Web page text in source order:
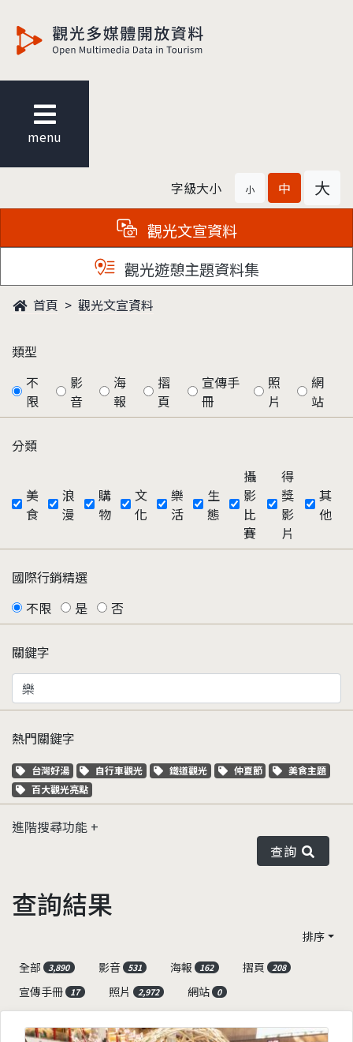
menu
字級大小 小 中 大
觀光文宣資料
觀光遊憩主題資料集
首頁 觀光文宣資料
類型
不
限
影
音
海
報
摺
頁
宣傳手
冊
照
片
網
站
分類
美
食
浪
漫
購
物
文
化
樂
活
生
態
攝
影
比
賽
得
獎
影
片
其
他
國際行銷精選
不限
是 否
關鍵字
熱門關鍵字
關鍵字標籤
台灣好湯 關鍵字標籤
自行車觀光 關鍵字標籤
鐵道觀光 關鍵字標籤
仲夏節 關鍵字標籤
美食主題
關鍵字標籤
百大觀光亮點
進階搜尋功能
查詢
查詢結果
排序
全部
3,890 影音 531 海報 162 摺頁 208
宣傳手冊 17 照片 2,972 網站 0